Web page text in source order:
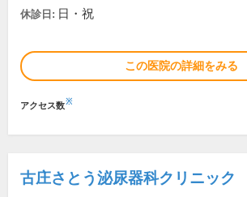
休診日: 日・祝
この医院の詳細をみる
アクセス数※
古庄さとう泌尿器科クリニック